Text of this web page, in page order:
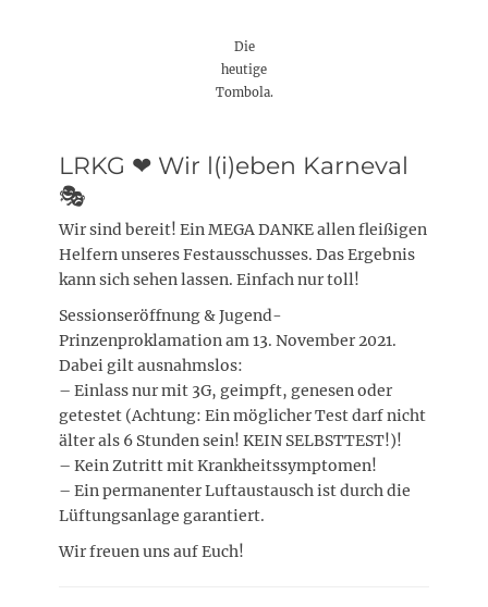
Die
heutige
Tombola.
LRKG ❤ Wir l(i)eben Karneval
🎭
Wir sind bereit! Ein MEGA DANKE allen fleißigen
Helfern unseres Festausschusses. Das Ergebnis
kann sich sehen lassen. Einfach nur toll!
Sessionseröffnung & Jugend-
Prinzenproklamation am 13. November 2021.
Dabei gilt ausnahmslos:
– Einlass nur mit 3G, geimpft, genesen oder
getestet (Achtung: Ein möglicher Test darf nicht
älter als 6 Stunden sein! KEIN SELBSTTEST!)!
– Kein Zutritt mit Krankheitssymptomen!
– Ein permanenter Luftaustausch ist durch die
Lüftungsanlage garantiert.
Wir freuen uns auf Euch!